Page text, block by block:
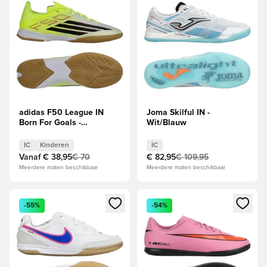
adidas F50 League IN
Born For Goals -
Kids
IC Kinderen
Vanaf € 38,95€ 70
Meerdere maten beschikbaar
Joma Skilful IN -
Wit/Blauw
IC
€ 82,95€ 109,95
Meerdere maten beschikbaar
Opent een venster om in te loggen of je aan te melden als
-55%
Opent een venster om in te
-54%